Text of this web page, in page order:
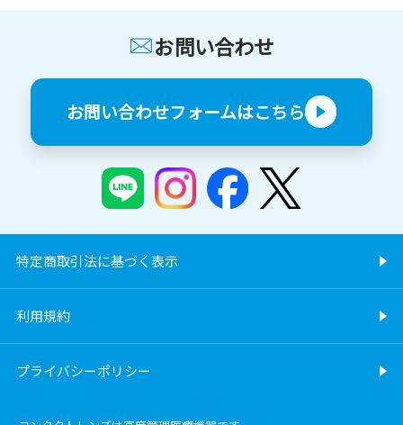
お問い合わせ
お問い合わせフォームはこちら
特定商取引法に基づく表示
利用規約
プライバシーポリシー